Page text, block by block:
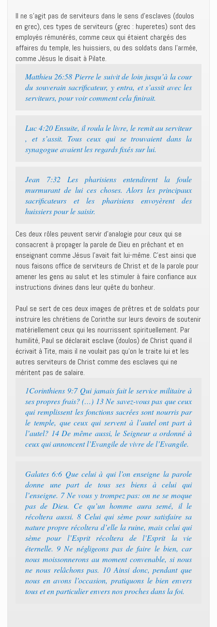
Il ne s’agit pas de serviteurs dans le sens d’esclaves (doulos
en grec), ces types de serviteurs (grec : huperetes) sont des
employés rémunérés, comme ceux qui étaient chargés des
affaires du temple, les huissiers, ou des soldats dans l’armée,
comme Jésus le disait à Pilate.
Matthieu 26:58 Pierre le suivit de loin jusqu’à la cour
du souverain sacrificateur, y entra, et s’assit avec les
serviteurs, pour voir comment cela finirait.
Luc 4:20 Ensuite, il roula le livre, le remit au serviteur
, et s’assit. Tous ceux qui se trouvaient dans la
synagogue avaient les regards fixés sur lui.
Jean 7:32 Les pharisiens entendirent la foule
murmurant de lui ces choses. Alors les principaux
sacrificateurs et les pharisiens envoyèrent des
huissiers pour le saisir.
Ces deux rôles peuvent servir d’analogie pour ceux qui se
consacrent à propager la parole de Dieu en prêchant et en
enseignant comme Jésus l’avait fait lui-même. C’est ainsi que
nous faisons office de serviteurs de Christ et de la parole pour
amener les gens au salut et les stimuler à faire confiance aux
instructions divines dans leur quête du bonheur.
Paul se sert de ces deux images de prêtres et de soldats pour
instruire les chrétiens de Corinthe sur leurs devoirs de soutenir
matériellement ceux qui les nourrissent spirituellement. Par
humilité, Paul se déclarait esclave (doulos) de Christ quand il
écrivait à Tite, mais il ne voulait pas qu’on le traite lui et les
autres serviteurs de Christ comme des esclaves qui ne
méritent pas de salaire.
1Corinthiens 9:7 Qui jamais fait le service militaire à
ses propres frais? (…) 13 Ne savez-vous pas que ceux
qui remplissent les fonctions sacrées sont nourris par
le temple, que ceux qui servent à l’autel ont part à
l’autel? 14 De même aussi, le Seigneur a ordonné à
ceux qui annoncent l’Evangile de vivre de l’Evangile.
Galates 6:6 Que celui à qui l’on enseigne la parole
donne une part de tous ses biens à celui qui
l’enseigne. 7 Ne vous y trompez pas: on ne se moque
pas de Dieu. Ce qu’un homme aura semé, il le
récoltera aussi. 8 Celui qui sème pour satisfaire sa
nature propre récoltera d’elle la ruine, mais celui qui
sème pour l’Esprit récoltera de l’Esprit la vie
éternelle. 9 Ne négligeons pas de faire le bien, car
nous moissonnerons au moment convenable, si nous
ne nous relâchons pas. 10 Ainsi donc, pendant que
nous en avons l’occasion, pratiquons le bien envers
tous et en particulier envers nos proches dans la foi.